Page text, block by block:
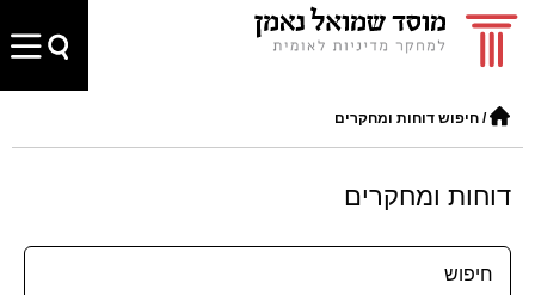
/ חיפוש דוחות ומחקרים
דוחות ומחקרים